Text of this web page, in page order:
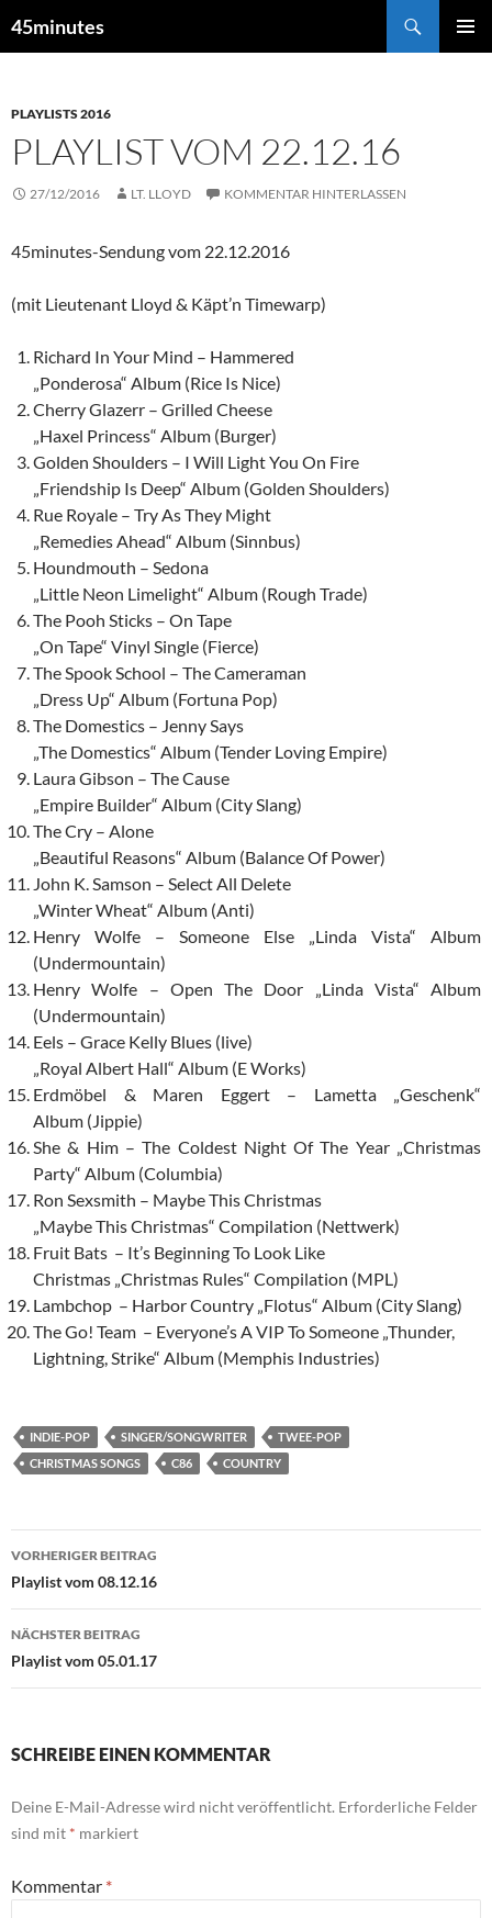
Inhalt
45minutes
PLAYLISTS 2016
PLAYLIST VOM 22.12.16
27/12/2016 LT. LLOYD KOMMENTAR HINTERLASSEN
45minutes-Sendung vom 22.12.2016
(mit Lieutenant Lloyd & Käpt’n Timewarp)
Richard In Your Mind – Hammered
„Ponderosa“ Album (Rice Is Nice)
Cherry Glazerr – Grilled Cheese
„Haxel Princess“ Album (Burger)
Golden Shoulders – I Will Light You On Fire
„Friendship Is Deep“ Album (Golden Shoulders)
Rue Royale – Try As They Might
„Remedies Ahead“ Album (Sinnbus)
Houndmouth – Sedona
„Little Neon Limelight“ Album (Rough Trade)
The Pooh Sticks – On Tape
„On Tape“ Vinyl Single (Fierce)
The Spook School – The Cameraman
„Dress Up“ Album (Fortuna Pop)
The Domestics – Jenny Says
„The Domestics“ Album (Tender Loving Empire)
Laura Gibson – The Cause
„Empire Builder“ Album (City Slang)
The Cry – Alone
„Beautiful Reasons“ Album (Balance Of Power)
John K. Samson – Select All Delete
„Winter Wheat“ Album (Anti)
Henry Wolfe – Someone Else „Linda Vista“ Album
(Undermountain)
Henry Wolfe – Open The Door „Linda Vista“ Album
(Undermountain)
Eels – Grace Kelly Blues (live)
„Royal Albert Hall“ Album (E Works)
Erdmöbel & Maren Eggert – Lametta „Geschenk“
Album (Jippie)
She & Him – The Coldest Night Of The Year „Christmas
Party“ Album (Columbia)
Ron Sexsmith – Maybe This Christmas
„Maybe This Christmas“ Compilation (Nettwerk)
Fruit Bats – It’s Beginning To Look Like
Christmas „Christmas Rules“ Compilation (MPL)
Lambchop – Harbor Country „Flotus“ Album (City Slang)
The Go! Team – Everyone’s A VIP To Someone „Thunder,
Lightning, Strike“ Album (Memphis Industries)
INDIE-POP SINGER/SONGWRITER
TWEE-POP
CHRISTMAS SONGS
C86 COUNTRY
Beitragsnavigation
VORHERIGER BEITRAG
Playlist vom 08.12.16
NÄCHSTER BEITRAG
Playlist vom 05.01.17
SCHREIBE EINEN KOMMENTAR
Deine E-Mail-Adresse wird nicht veröffentlicht. Erforderliche Felder
sind mit * markiert
Kommentar *